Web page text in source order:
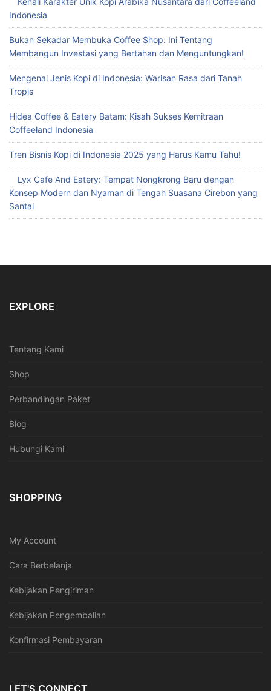
Indonesia
Bukan Sekadar Membuka Coffee Shop: Ini Tentang
Membangun Investasi yang Bertahan dan Menguntungkan!
Mengenal Jenis Kopi di Indonesia: Warisan Rasa dari Tanah
Tropis
Hidea Coffee & Eatery Batam: Kisah Sukses Kemitraan
Coffeeland Indonesia
Tren Bisnis Kopi di Indonesia 2025 yang Harus Kamu Tahu!
Lyx Cafe And Eatery: Tempat Nongkrong Baru dengan
Konsep Modern dan Nyaman di Tengah Suasana Cirebon yang
Santai
EXPLORE
Tentang Kami
Shop
Perbandingan Paket
Blog
Hubungi Kami
SHOPPING
My Account
Cara Berbelanja
Kebijakan Pengiriman
Kebijakan Pengembalian
Konfirmasi Pembayaran
LET'S CONNECT